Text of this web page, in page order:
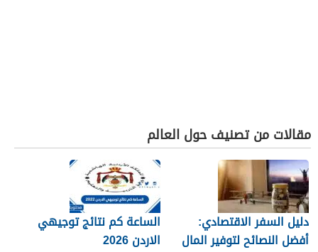
مقالات من تصنيف حول العالم
دليل السفر الاقتصادي:
أفضل النصائح لتوفير المال
الساعة كم نتائج توجيهي
الاردن 2026